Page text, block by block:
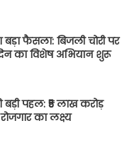
बड़ा फैसला: बिजली चोरी पर
का विशेष अभियान शुरू
बड़ी पहल: ₹5 लाख करोड़
का लक्ष्य